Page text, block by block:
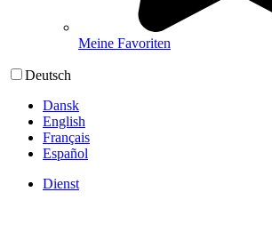
Meine Favoriten
Deutsch
Dansk
English
Français
Español
Dienst